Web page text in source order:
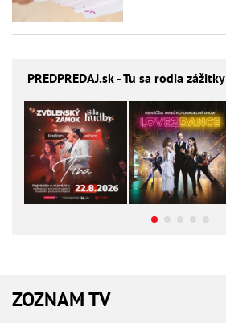
PREDPREDAJ.sk - Tu sa rodia zážitky
ZOZNAM TV